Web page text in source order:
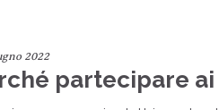
2022
partecipare